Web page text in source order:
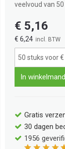
veelvoud van 50
€ 6,24
€ 5,16
In
Gratis
30 dagen
1956